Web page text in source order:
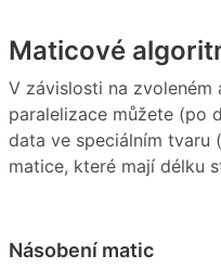
Maticové
V závislosti na
paralelizace můžete (po
data ve speciálním tvaru
matice, které mají délku
Násobení matic